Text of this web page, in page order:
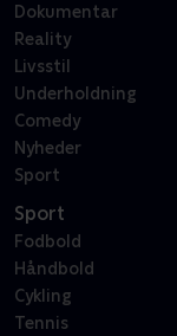
Dokumentar
Reality
Livsstil
Underholdning
Comedy
Nyheder
Sport
Sport
Fodbold
Håndbold
Cykling
Tennis